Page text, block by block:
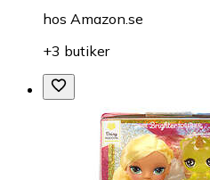
hos Amazon.se
+3 butiker